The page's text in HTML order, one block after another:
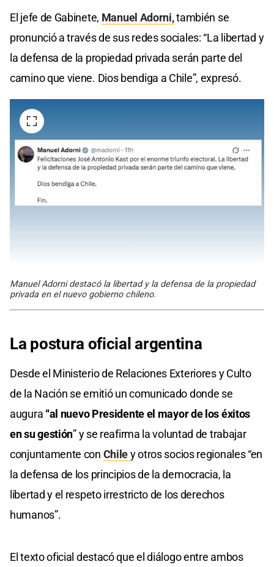
El jefe de Gabinete, Manuel Adorni,también se
pronunció a través de sus redes sociales: “La libertad y
la defensa de la propiedad privada serán parte del
camino que viene. Dios bendiga a Chile”, expresó.
Manuel Adorni destacó la libertad y la defensa de la propiedad
privada en el nuevo gobierno chileno.
La postura oficial argentina
Desde el Ministerio de Relaciones Exteriores y Culto
de la Nación se emitió un comunicado donde se
augura “al nuevo Presidente el mayor de los éxitos
en su gestión” y se reafirma la voluntad de trabajar
conjuntamente con Chiley otros socios regionales “en
la defensa de los principios de la democracia, la
libertad y el respeto irrestricto de los derechos
humanos”.
El texto oficial destacó que el diálogo entre ambos